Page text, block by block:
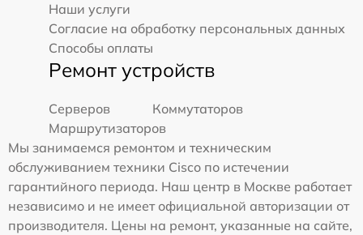
Наши услуги
Согласие на обработку персональных данных
Способы оплаты
Ремонт устройств
Серверов
Коммутаторов
Маршрутизаторов
Мы занимаемся ремонтом и техническим
обслуживанием техники Cisco по истечении
гарантийного периода. Наш центр в Москве работает
независимо и не имеет официальной авторизации от
производителя. Цены на ремонт, указанные на сайте,